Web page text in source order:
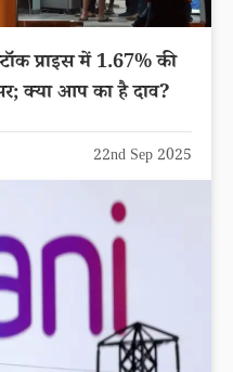
प्राइस में 1.67% की
क्या आप का है दाव?
22nd Sep 2025